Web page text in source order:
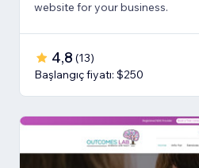
website for your business.
4,8 (13)
Başlangıç fiyatı: $250